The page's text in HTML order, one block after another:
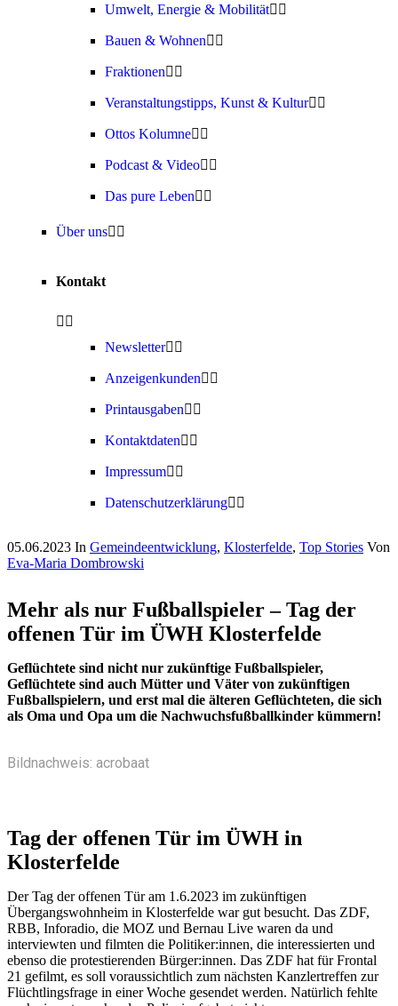
Umwelt, Energie & Mobilität
Bauen & Wohnen
Fraktionen
Veranstaltungstipps, Kunst & Kultur
Ottos Kolumne
Podcast & Video
Das pure Leben
Über uns
Kontakt
Newsletter
Anzeigenkunden
Printausgaben
Kontaktdaten
Impressum
Datenschutzerklärung
05.06.2023 In Gemeindeentwicklung, Klosterfelde, Top Stories Von
Eva-Maria Dombrowski
Mehr als nur Fußballspieler – Tag der
offenen Tür im ÜWH Klosterfelde
Geflüchtete sind nicht nur zukünftige Fußballspieler,
Geflüchtete sind auch Mütter und Väter von zukünftigen
Fußballspielern, und erst mal die älteren Geflüchteten, die sich
als Oma und Opa um die Nachwuchsfußballkinder kümmern!
Bildnachweis: acrobaat
Tag der offenen Tür im ÜWH in
Klosterfelde
Der Tag der offenen Tür am 1.6.2023 im zukünftigen
Übergangswohnheim in Klosterfelde war gut besucht. Das ZDF,
RBB, Inforadio, die MOZ und Bernau Live waren da und
interviewten und filmten die Politiker:innen, die interessierten und
ebenso die protestierenden Bürger:innen. Das ZDF hat für Frontal
21 gefilmt, es soll voraussichtlich zum nächsten Kanzlertreffen zur
Flüchtlingsfrage in einer Woche gesendet werden. Natürlich fehlte